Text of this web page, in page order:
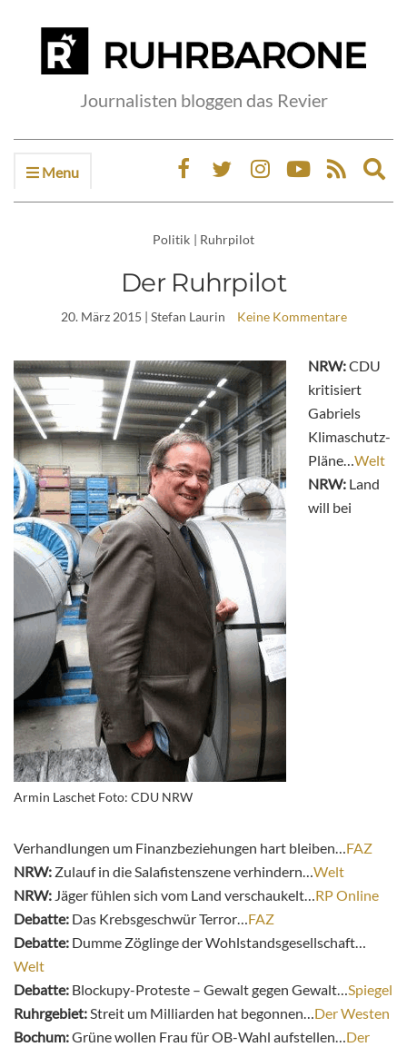
Journalisten bloggen das Revier
Menu
Politik | Ruhrpilot
Der Ruhrpilot
20. März 2015 | Stefan Laurin Keine Kommentare
Armin Laschet Foto: CDU NRW
NRW:CDU
kritisiert
Gabriels
Klimaschutz-
Pläne…Welt
NRW: Land
will bei
Verhandlungen um Finanzbeziehungen hart bleiben…FAZ
NRW: Zulauf in die Salafistenszene verhindern…Welt
NRW: Jäger fühlen sich vom Land verschaukelt…RP Online
Debatte: Das Krebsgeschwür Terror…FAZ
Debatte: Dumme Zöglinge der Wohlstandsgesellschaft…
Welt
Debatte: Blockupy-Proteste – Gewalt gegen Gewalt…Spiegel
Ruhrgebiet:Streit um Milliarden hat begonnen…Der Westen
Bochum:Grüne wollen Frau für OB-Wahl aufstellen…Der